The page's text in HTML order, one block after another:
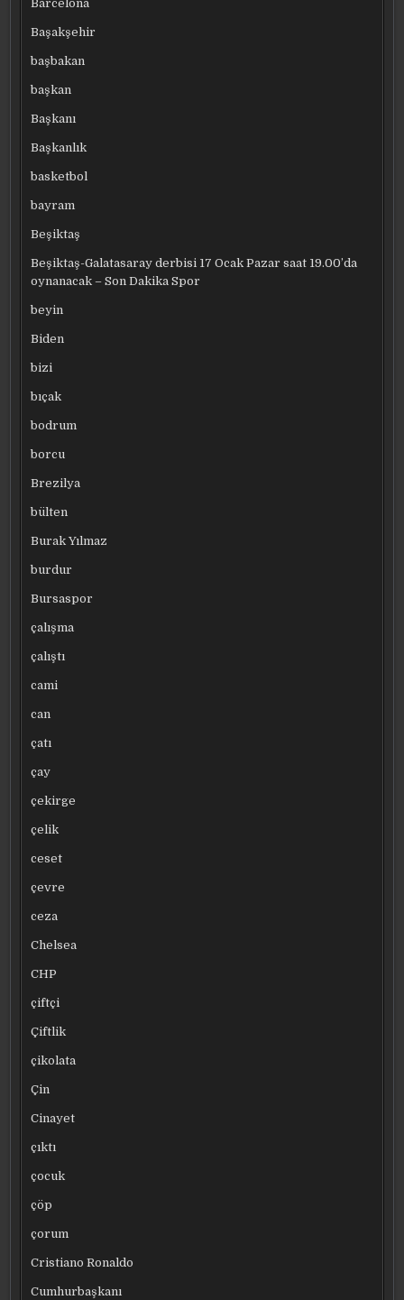
Barcelona
Başakşehir
başbakan
başkan
Başkanı
Başkanlık
basketbol
bayram
Beşiktaş
Beşiktaş-Galatasaray derbisi 17 Ocak Pazar saat 19.00’da
oynanacak – Son Dakika Spor
beyin
Biden
bizi
bıçak
bodrum
borcu
Brezilya
bülten
Burak Yılmaz
burdur
Bursaspor
çalışma
çalıştı
cami
can
çatı
çay
çekirge
çelik
ceset
çevre
ceza
Chelsea
CHP
çiftçi
Çiftlik
çikolata
Çin
Cinayet
çıktı
çocuk
çöp
çorum
Cristiano Ronaldo
Cumhurbaşkanı